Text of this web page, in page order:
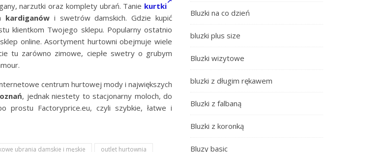
narzutki oraz komplety ubrań. Tanie kurtki
kardiganów i swetrów damskich. Gdzie kupić
klientkom Twojego sklepu. Popularny ostatnio
online. Asortyment hurtowni obejmuje wiele
tu zarówno zimowe, ciepłe swetry o grubym
centrum hurtowej mody i największych
, jednak niestety to stacjonarny moloch, do
prostu Factoryprice.eu, czyli szybkie, łatwe i
ubrania damskie i męskie outlet hurtownia
Bluzki na co dzień
bluzki plus size
Bluzki wizytowe
bluzki z długim rękawem
Bluzki z falbaną
Bluzki z koronką
Bluzy basic